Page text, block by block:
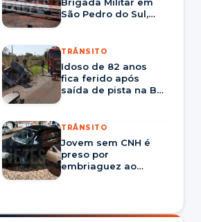
São Pedro do Sul,
Maria
TRÂNSITO
Idoso de 82 anos
fica ferido após
saída de pista na BR-
TRÂNSITO
Jovem sem CNH é
preso por
embriaguez ao
Restinga Sêca